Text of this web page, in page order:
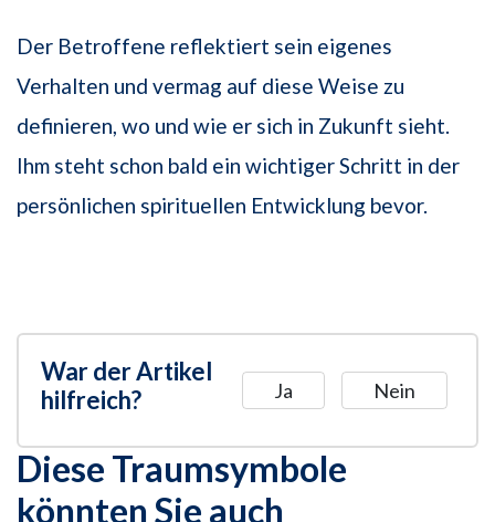
Der Betroffene reflektiert sein eigenes
Verhalten und vermag auf diese Weise zu
definieren, wo und wie er sich in Zukunft sieht.
Ihm steht schon bald ein wichtiger Schritt in der
persönlichen spirituellen Entwicklung bevor.
War der Artikel
hilfreich?
Ja Nein
Diese Traumsymbole
könnten Sie auch